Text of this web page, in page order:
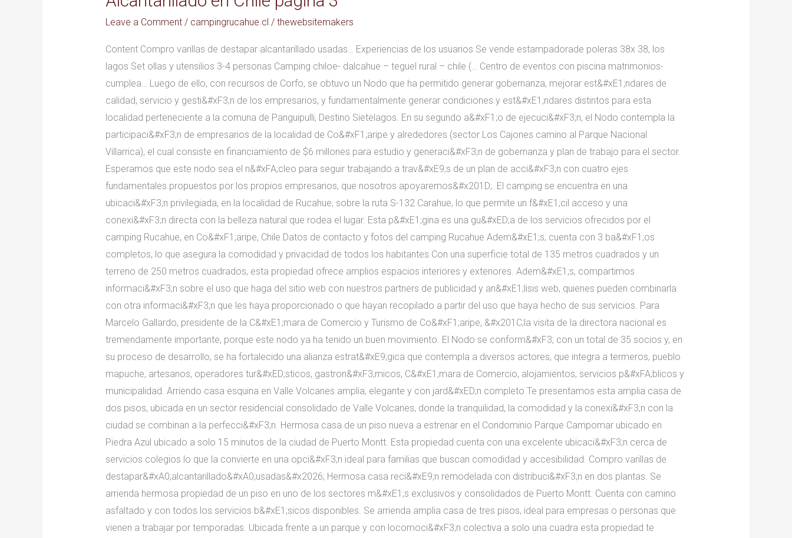
Leave a Comment / campingrucahue.cl / thewebsitemakers
Content Compro varillas de destapar alcantarillado usadas… Experiencias de los usuarios Se vende estampadorade poleras 38x 38, los
lagos Set ollas y utensilios 3-4 personas Camping chiloe- dalcahue – teguel rural – chile (… Centro de eventos con piscina matrimonios-
cumplea… Luego de ello, con recursos de Corfo, se obtuvo un Nodo que ha permitido generar gobernanza, mejorar est&#xE1;ndares de
calidad, servicio y gesti&#xF3;n de los empresarios, y fundamentalmente generar condiciones y est&#xE1;ndares distintos para esta
localidad perteneciente a la comuna de Panguipulli, Destino Sietelagos. En su segundo a&#xF1;o de ejecuci&#xF3;n, el Nodo contempla la
participaci&#xF3;n de empresarios de la localidad de Co&#xF1;aripe y alrededores (sector Los Cajones camino al Parque Nacional
Villarrica), el cual consiste en financiamiento de $6 millones para estudio y generaci&#xF3;n de gobernanza y plan de trabajo para el sector.
Esperamos que este nodo sea el n&#xFA;cleo para seguir trabajando a trav&#xE9;s de un plan de acci&#xF3;n con cuatro ejes
fundamentales propuestos por los propios empresarios, que nosotros apoyaremos&#x201D;. El camping se encuentra en una
ubicaci&#xF3;n privilegiada, en la localidad de Rucahue, sobre la ruta S-132 Carahue, lo que permite un f&#xE1;cil acceso y una
conexi&#xF3;n directa con la belleza natural que rodea el lugar. Esta p&#xE1;gina es una gu&#xED;a de los servicios ofrecidos por el
camping Rucahue, en Co&#xF1;aripe, Chile.Datos de contacto y fotos del camping Rucahue Adem&#xE1;s, cuenta con 3 ba&#xF1;os
completos, lo que asegura la comodidad y privacidad de todos los habitantes.Con una superficie total de 135 metros cuadrados y un
terreno de 250 metros cuadrados, esta propiedad ofrece amplios espacios interiores y exteriores. Adem&#xE1;s, compartimos
informaci&#xF3;n sobre el uso que haga del sitio web con nuestros partners de publicidad y an&#xE1;lisis web, quienes pueden combinarla
con otra informaci&#xF3;n que les haya proporcionado o que hayan recopilado a partir del uso que haya hecho de sus servicios. Para
Marcelo Gallardo, presidente de la C&#xE1;mara de Comercio y Turismo de Co&#xF1;aripe, &#x201C;la visita de la directora nacional es
tremendamente importante, porque este nodo ya ha tenido un buen movimiento. El Nodo se conform&#xF3; con un total de 35 socios y, en
su proceso de desarrollo, se ha fortalecido una alianza estrat&#xE9;gica que contempla a diversos actores, que integra a termeros, pueblo
mapuche, artesanos, operadores tur&#xED;sticos, gastron&#xF3;micos, C&#xE1;mara de Comercio, alojamientos, servicios p&#xFA;blicos y
municipalidad. Arriendo casa esquina en Valle Volcanes amplia, elegante y con jard&#xED;n completo Te presentamos esta amplia casa de
dos pisos, ubicada en un sector residencial consolidado de Valle Volcanes, donde la tranquilidad, la comodidad y la conexi&#xF3;n con la
ciudad se combinan a la perfecci&#xF3;n. Hermosa casa de un piso nueva a estrenar en el Condominio Parque Campomar ubicado en
Piedra Azul ubicado a solo 15 minutos de la ciudad de Puerto Montt. Esta propiedad cuenta con una excelente ubicaci&#xF3;n cerca de
servicios colegios lo que la convierte en una opci&#xF3;n ideal para familias que buscan comodidad y accesibilidad. Compro varillas de
destapar&#xA0;alcantarillado&#xA0;usadas&#x2026; Hermosa casa reci&#xE9;n remodelada con distribuci&#xF3;n en dos plantas. Se
arrienda hermosa propiedad de un piso en uno de los sectores m&#xE1;s exclusivos y consolidados de Puerto Montt. Cuenta con camino
asfaltado y con todos los servicios b&#xE1;sicos disponibles. Se arrienda amplia casa de tres pisos, ideal para empresas o personas que
vienen a trabajar por temporadas. Ubicada frente a un parque y con locomoci&#xF3;n colectiva a solo una cuadra esta propiedad te
página
3